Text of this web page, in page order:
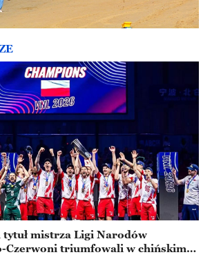
tytuł mistrza Ligi Narodów
Czerwoni triumfowali w chińskim